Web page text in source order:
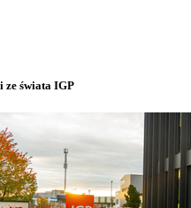
ze świata IGP